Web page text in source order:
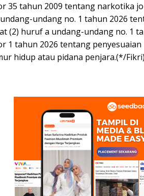
35 tahun 2009 tentang narkotika
undang no. 1 tahun 2026
(2) huruf a undang-undang no. 1
1 tahun 2026 tentang penyesuaian
hidup atau pidana penjara.(*/Fikri)